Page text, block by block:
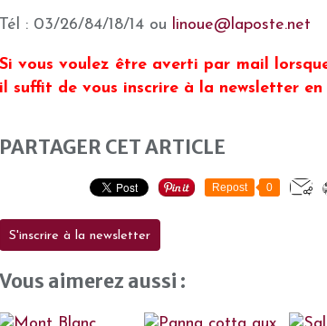
Tél : 03/26/84/18/14 ou linoue@laposte.net
Si vous voulez être averti par mail
il suffit de vous inscrire à la newsletter
PARTAGER CET ARTICLE
Repost 0
S'inscrire à la newsletter
Vous aimerez aussi :